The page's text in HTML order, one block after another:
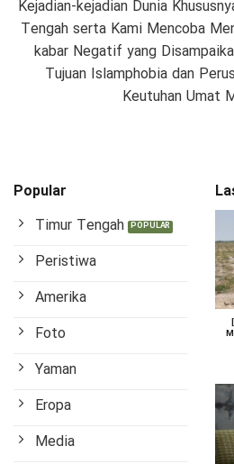
Kejadian-kejadian Dunia
Tengah serta Kami Mencoba
kabar Negatif yang
Tujuan Islamphobia dan
Keutuhan Umat
Popular
Timur Tengah
Peristiwa
Amerika
Foto
Yaman
Eropa
Media